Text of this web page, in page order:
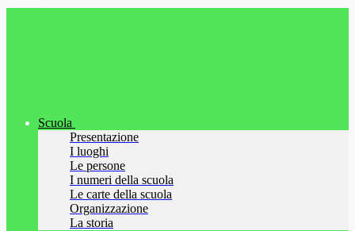
Scuola
Presentazione
I luoghi
Le persone
I numeri della scuola
Le carte della scuola
Organizzazione
La storia